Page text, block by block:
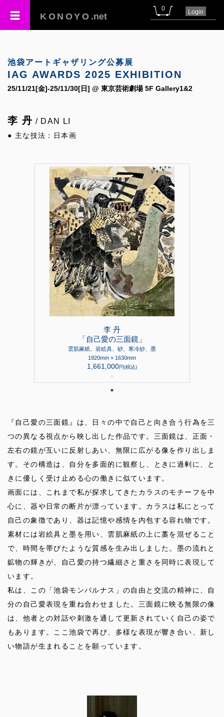
KONOYO .net
0 Login
池袋アートギャザリング公募展
IAG AWARDS 2025 EXHIBITION
25/11/21[金]-25/11/30[日] @ 東京芸術劇場 5F Gallery1&2
李 丹 / DAN LI
● 主な技法：日本画
李 丹
「自己愛の三面鏡」
雲肌麻紙、岩絵具、砂、寒冷紗、墨
1920mm × 1630mm
1,661,000円(税込)
●
『自己愛の三面鏡』は、日々の中で自己と向き合う行為を三
つの異なる視点から映し出した作品です。三面鏡は、正面・
左右の鏡が互いに反射しあい、無限に広がる像を作り出しま
す。その構造は、自分を多面的に観察し、ときに過剰に、と
きに優しく受け止める心の働きに似ています。
画面には、これまで私が探求してきたカラスのモチーフを中
心に、器や日常の断片が漂っています。カラスは私にとって
自己の象徴であり、器は記憶や感情を内包する容れ物です。
素材には岩絵具と墨を用い、雲肌麻紙の上に藁を混ぜること
で、時間を帯びたような質感を生み出しました。墨の流れと
鉱物の輝きが、自己愛の持つ繊細さと重さを同時に表現して
います。
私は、この「池袋モンパルナス」の自由と交流の精神に、自
分の自己愛表現を重ね合わせました。三面鏡に映る無限の像
は、他者との対話や刺激を通して更新されていく自己の姿で
もあります。ここ池袋で再び、多様な表現が響き合い、新し
い物語が生まれることを願っています。